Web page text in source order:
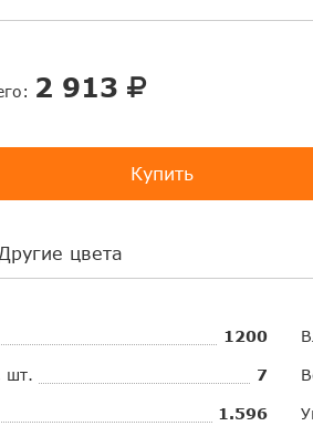
2 913
Купить
Другие цвета
1200
шт. 7
1.596